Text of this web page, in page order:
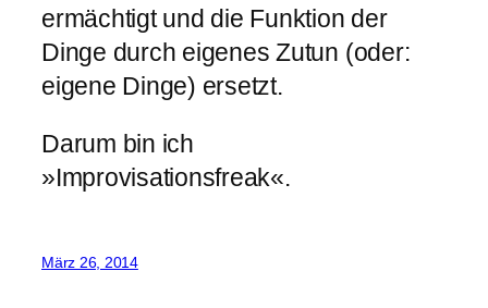
ermächtigt und die Funktion der
Dinge durch eigenes Zutun (oder:
eigene Dinge) ersetzt.
Darum bin ich
»Improvisationsfreak«.
März 26, 2014